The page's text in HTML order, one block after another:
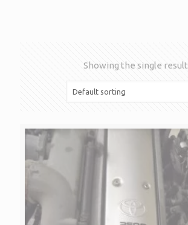
Showing the single result